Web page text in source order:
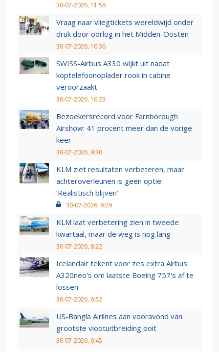
30-07-2026, 11:58
Vraag naar vliegtickets wereldwijd onder
druk door oorlog in het Midden-Oosten
30-07-2026, 10:36
SWISS-Airbus A330 wijkt uit nadat
koptelefoonoplader rook in cabine
veroorzaakt
30-07-2026, 10:23
Bezoekersrecord voor Farnborough
Airshow: 41 procent meer dan de vorige
keer
30-07-2026, 9:30
KLM ziet resultaten verbeteren, maar
achteroverleunen is geen optie:
‘Realistisch blijven’
30-07-2026, 9:29
KLM laat verbetering zien in tweede
kwartaal, maar de weg is nog lang
30-07-2026, 8:22
Icelandair tekent voor zes extra Airbus
A320neo's om laatste Boeing 757's af te
lossen
30-07-2026, 6:52
US-Bangla Airlines aan vooravond van
grootste vlootuitbreiding ooit
30-07-2026, 6:45